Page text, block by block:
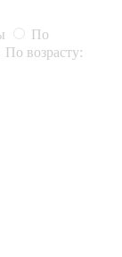
По
По возрасту: